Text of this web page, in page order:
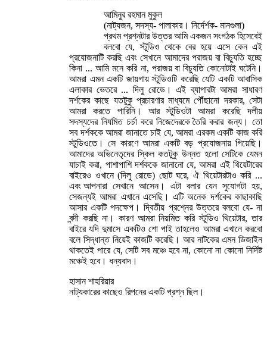
আমিনুর রহমান মুকুল
(নাট্যজন, সদস্য- পালাকার। নির্দের্শক- মানগুলা)
প্রথম প্রশ্নটার উত্তর আমি একজন সংগঠক হিসেবেই
বলবো যে, স্টুডিও থেকে বের হয়ে এসে কেন এই
প্রযোজনাটি করছি এবং সেখানে আমাদের পরাজয় বা বিচ্যুতি হচ্ছে
কিনা ... আমি মনে করি না, পরাজয় বা বিচ্যুতি কোনোটাই ঘটেনি।
আমরা এমন একটি জায়গায় স্টুডিওটি করেছি যেটি একটি আবাসিক
এলাকার ভেতরে ... দিলু রোডে। এই ব্যাপারটা আমরা সাধারণ
দর্শকের কাছে যতটুকু প্রচারণার মাধ্যমে পৌঁছানো দরকার, সেটা
আমরা করতে পারিনি। আর স্টুডিওটা আমরা করেছি দলীয়
সদস্যদের নিযমিত চর্চা করে নিজেদেরকে তৈরি করার জন্য। তো
সব দর্শককে আমরা জানাতে চাই যে, আমরা এরকম একটি কাজ করি
স্টুডিওতে। সে কারণে আমরা একটি বড় প্রযোজনায় গিয়েছি।
আমাদের অভিনেতৃদের স্কিল কতটুকু উন্নত হলো সেটিকে যেমন
যাচাই করা, পাশাপাশি দর্শককে জানানো যে, আমরা এই থিয়েটারের
বাইরেও ওখানে (দিলু রোডে) ছোট ঘরে, ঐ থিয়েটারটাও করি ...
এবং আপনারা সেখানে আসেন। এটা বলার যেন সুযোগটা হয়,
সেজন্যই আমরা এখানে এসেছি। এটি অনেক দর্শকের কাছাকাছি
আসার একটি পদক্ষেপ। দ্বিতীয় প্রশ্নের উত্তরে বলবো যে- না
বন্দী করছি না। কারণ আমরা নিয়মিত করি স্টুডিও থিয়েটার, তার
বাইরে যদি দুমাসে একটিও শো পাই তাহলেও আমরা এখানে করবো
বলে সিদ্ধান্ত নিয়েই কাজটি করেছি। আর নাটকের এমন ডিজাইন
থাকতেই পারে যে, সেটি সব মঞ্চে হবে না, কোনো না কোনো নির্দিষ্ট
মঞ্চেই হবে। ধন্যবাদ।
হাসান শাহরিয়ার
নাট্যকারের কাছেও রিপনের একটি প্রশ্ন ছিল।